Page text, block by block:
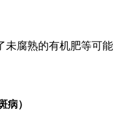
未腐熟的有机肥等可能
病）